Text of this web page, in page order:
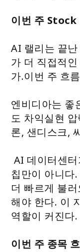
이번 주 Stock
AI 랠리는 끝
가 더 직접적
가.이번 주 흐
엔비디아는 좋
도 차익실현
론, 샌디스크,
AI 데이터센
칩만이 아니다
더 빠르게 불
해야 한다. 이
역할이 커진다.
이번 주 종목